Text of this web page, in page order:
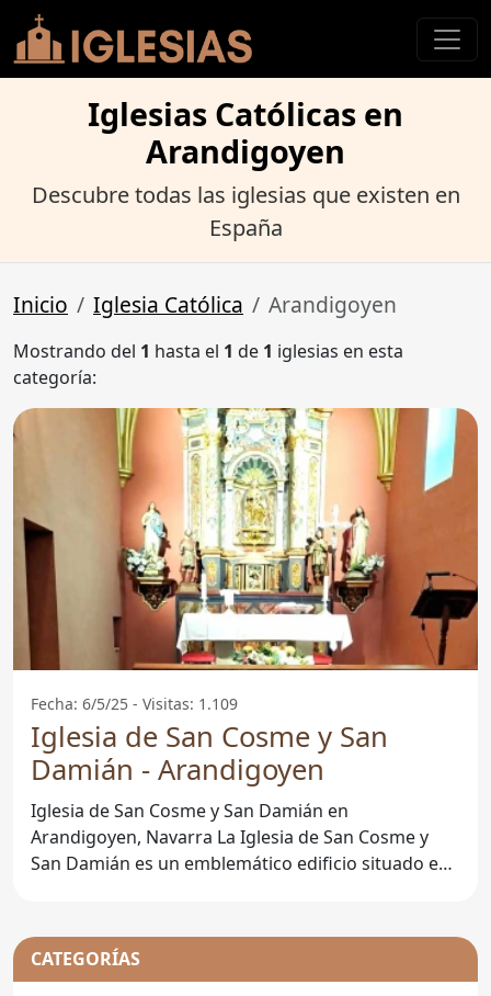
Iglesias Católicas en
Arandigoyen
Descubre todas las iglesias que existen en
España
Inicio Iglesia Católica Arandigoyen
Mostrando del 1 hasta el 1 de 1 iglesias en esta
categoría:
Fecha: 6/5/25 - Visitas: 1.109
Iglesia de San Cosme y San
Damián - Arandigoyen
Iglesia de San Cosme y San Damián en
Arandigoyen, Navarra La Iglesia de San Cosme y
San Damián es un emblemático edificio situado en
CATEGORÍAS